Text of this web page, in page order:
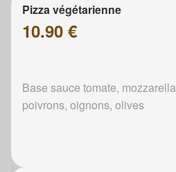
Pizza végétarienne
10.90 €
Base sauce tomate,
poivrons, oignons, olives